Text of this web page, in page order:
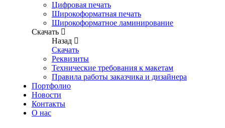
Цифровая печать
Широкоформатная печать
Широкоформатное ламинирование
Скачать
Назад
Скачать
Реквизиты
Технические требования к макетам
Правила работы заказчика и дизайнера
Портфолио
Новости
Контакты
О нас